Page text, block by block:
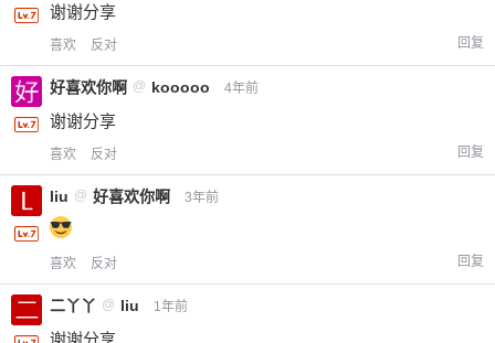
谢谢分享
喜欢 反对 回复
好喜欢你啊 @ kooooo 4年前
谢谢分享
喜欢 反对 回复
liu @ 好喜欢你啊 3年前
喜欢 反对 回复
二丫丫 @ liu 1年前
谢谢分享